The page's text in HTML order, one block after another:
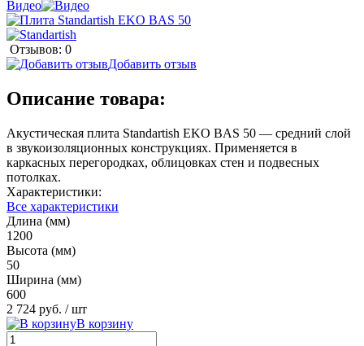
Видео
Отзывов: 0
Добавить отзыв
Описание товара:
Акустическая плита Standartish EKO BAS 50 — средний слой
в звукоизоляционных конструкциях. Применяется в
каркасных перегородках, облицовках стен и подвесных
потолках.
Характеристики:
Все характеристики
Длина (мм)
1200
Высота (мм)
50
Ширина (мм)
600
2 724 руб. / шт
В корзину